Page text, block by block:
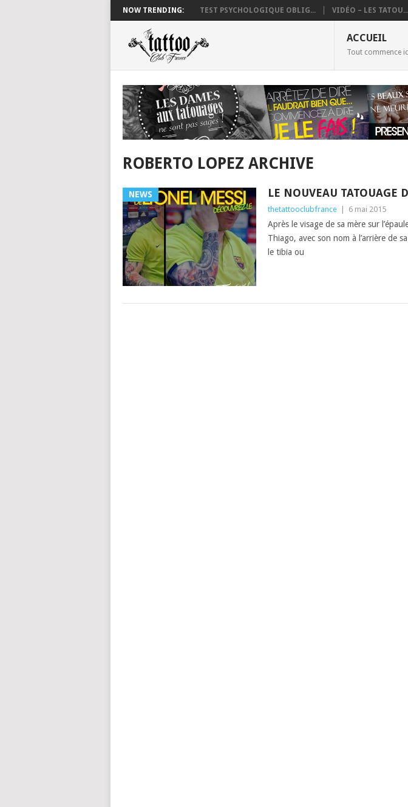
NOW TRENDING: TEST PSYCHOLOGIQUE OBLIG... VIDÉO – LES TATOU...
ACCUEIL
Tout commence
ROBERTO LOPEZ ARCHIVE
NEWS LE NOUVEAU TATOUAGE
thetattooclubfrance 6 mai 2015
Après le visage de sa mère sur
Thiago, avec son nom à l’arrière de
le tibia ou